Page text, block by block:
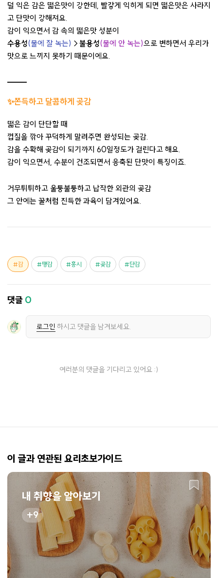
덜 익은 감은 떫은맛이 강한데, 빨갛게 익히게 되면 떫은맛은 사라지
고 단맛이 강해져요.
감이 익으면서 감 속의 떫은맛 성분이
수용성(물에 잘 녹는) → 불용성(물에 안 녹는)으로 변하면서 우리가
맛으로 느끼지 못하기 때문이에요.
✨쫀득하고 달콤하게 곶감
떫은 감이 단단할 때
껍질을 깎아 꾸덕하게 말려주면 완성되는 곶감.
감을 수확해 곶감이 되기까지 60일정도가 걸린다고 해요.
감이 익으면서, 수분이 건조되면서 응축된 단맛이 특징이죠.
거무튀튀하고 울퉁불퉁하고 납작한 외관의 곶감
그 안에는 꿀처럼 진득한 과육이 담겨있어요.
감 땡감 홍시 곶감 단감
댓글 0
로그인 하시고 댓글을 남겨보세요.
여러분의 댓글을 기다리고 있어요 :)
이 글과 연관된 요리초보가이드
내 취향을 알아보기
9